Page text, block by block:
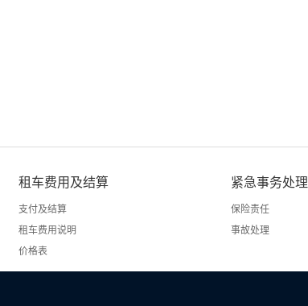
租车费用及结算
支付及结算
租车费用说明
价格表
紧急事务处理
保险责任
事故处理